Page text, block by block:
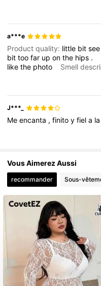
a***e
Product quality: little bit
bittoofar uponthe hips .
likethe photo Smell
J***_
Meencanta ,finitoyfiela la
Vous Aimerez Aussi
recommander Sous-